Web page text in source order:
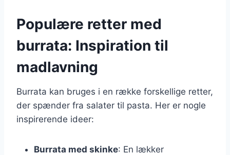
Populære retter med
burrata: Inspiration til
madlavning
Burrata kan bruges i en række forskellige retter,
der spænder fra salater til pasta. Her er nogle
inspirerende ideer:
Burrata med skinke: En lækker